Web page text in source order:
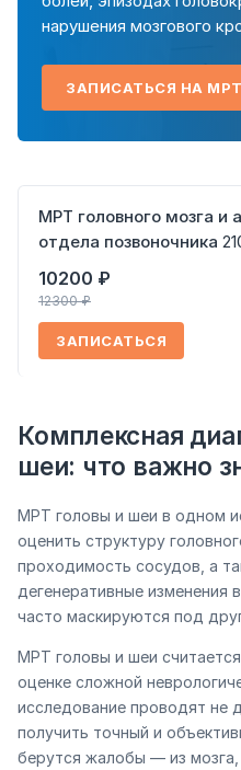
нарушения мозгового
ЗАПИСАТЬСЯ НА МРТ
МРТ головного мозга и
отдела позвоночника
10200 ₽
12300 ₽
ЗАПИСАТЬСЯ
Комплексная
шеи: что важно
МРТ головы и шеи в одном
оценить структуру
проходимость сосудов, а
дегенеративные изменения
часто маскируются под
МРТ головы и шеи
оценке сложной
исследование проводят не
получить точный и
берутся жалобы — из мозга,